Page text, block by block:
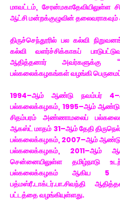
மாவட்டம், சேரன்மகாதேவியிலுள்ள
ஆட்சி மன்றக்குழுவின் தலைவராகவும்
திருச்செந்தூரில் பல கல்வி
கல்வி வளர்ச்சிக்காகப்
ஆதித்தனார் அவர்களுக்கு
பல்கலைக்கழகங்கள் வழங்கி
1994–ஆம் ஆண்டு நவம்பர்
பல்கலைக்கழகம், 1995–ஆம்
சிதம்பரம் அண்ணாமலைப்
ஆகஸ்ட் மாதம் 31–ஆம் தேதி
பல்கலைக்கழகம், 2007–ஆம்
பல்கலைக்கழகம், 2011–ஆம்
சென்னையிலுள்ள தமிழ்நாடு
பல்கலைக்கழகம் ஆகிய 5
பத்மஸ்ரீ.டாக்டர்.பா.சிவந்தி
பட்டத்தை வழங்கியுள்ளது.